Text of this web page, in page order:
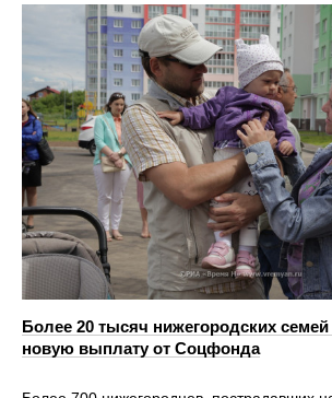
Более 20 тысяч нижегородских
новую выплату от Соцфонда